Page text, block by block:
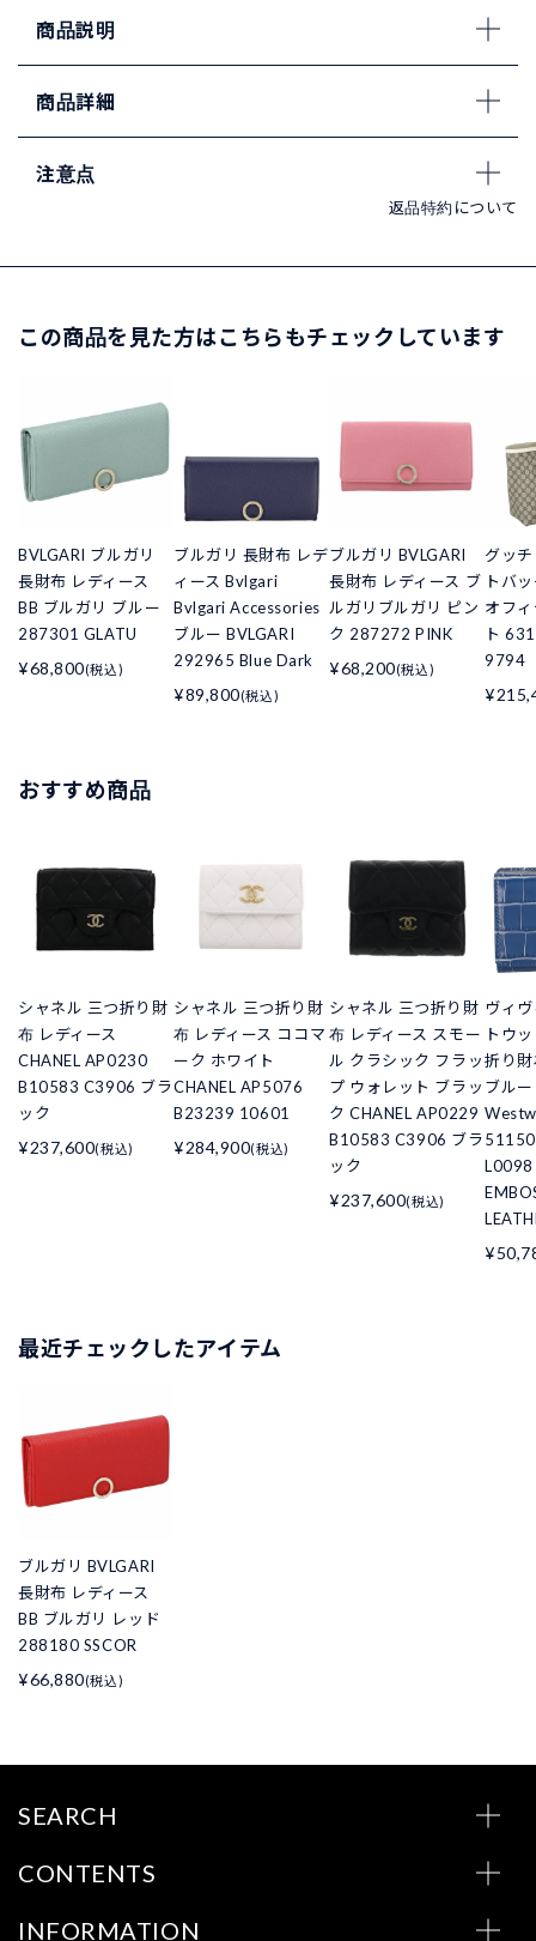
商品説明
商品詳細
注意点
返品特約について
この商品を見た方はこちらもチェックしています
BVLGARI ブルガリ
長財布 レディース
BB ブルガリ ブルー
287301 GLATU
¥68,800(税込)
ブルガリ 長財布 レデ
ィース Bvlgari
Bvlgari Accessories
ブルー BVLGARI
292965 Blue Dark
¥89,800(税込)
ブルガリ BVLGARI
長財布 レディース ブ
ルガリブルガリ ピン
ク 287272 PINK
¥68,200(税込)
グッ
トバ
オフ
ト
9794
おすすめ商品
シャネル 三つ折り財
布 レディース
CHANEL AP0230
B10583 C3906 ブラ
ック
¥237,600(税込)
シャネル 三つ折り財
布 レディース ココマ
ーク ホワイト
CHANEL AP5076
B23239 10601
¥284,900(税込)
シャネル 三つ折り財
布 レディース スモー
ル クラシック フラッ
プ ウォレット ブラッ
ク CHANEL AP0229
B10583 C3906 ブラ
ック
¥237,600(税込)
ヴィ
トウ
折り
ブル
L0098
最近チェックしたアイテム
ブルガリ BVLGARI
長財布 レディース
BB ブルガリ レッド
288180 SSCOR
¥66,880(税込)
SEARCH
CONTENTS
INFORMATION